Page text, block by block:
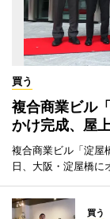
買う
複合商業ビル
かけ完成、屋
複合商業ビル「淀屋
日、大阪・淀屋橋に
買う